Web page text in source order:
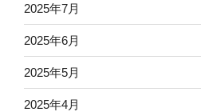
2025年7月
2025年6月
2025年5月
2025年4月